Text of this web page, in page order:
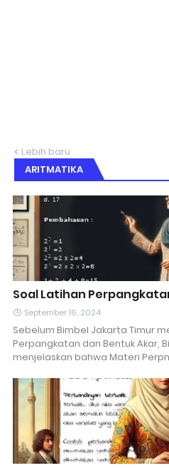
Lebih baru
ARITMATIKA
Soal Latihan
September 16, 2024
Sebelum Bimbel Jakarta Timur
Perpangkatan dan Bentuk Akar,
menjelaskan bahwa Materi